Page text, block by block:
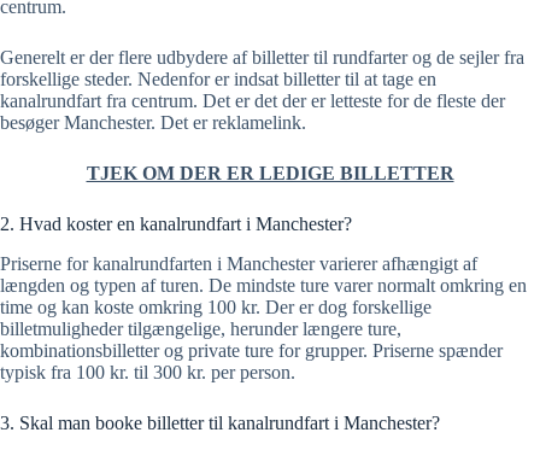
centrum.
Generelt er der flere udbydere af billetter til rundfarter og de sejler fra
forskellige steder. Nedenfor er indsat billetter til at tage en
kanalrundfart fra centrum. Det er det der er letteste for de fleste der
besøger Manchester. Det er reklamelink.
TJEK OM DER ER LEDIGE BILLETTER
2. Hvad koster en kanalrundfart i Manchester?
Priserne for kanalrundfarten i Manchester varierer afhængigt af
længden og typen af turen. De mindste ture varer normalt omkring en
time og kan koste omkring 100 kr. Der er dog forskellige
billetmuligheder tilgængelige, herunder længere ture,
kombinationsbilletter og private ture for grupper. Priserne spænder
typisk fra 100 kr. til 300 kr. per person.
3. Skal man booke billetter til kanalrundfart i Manchester?